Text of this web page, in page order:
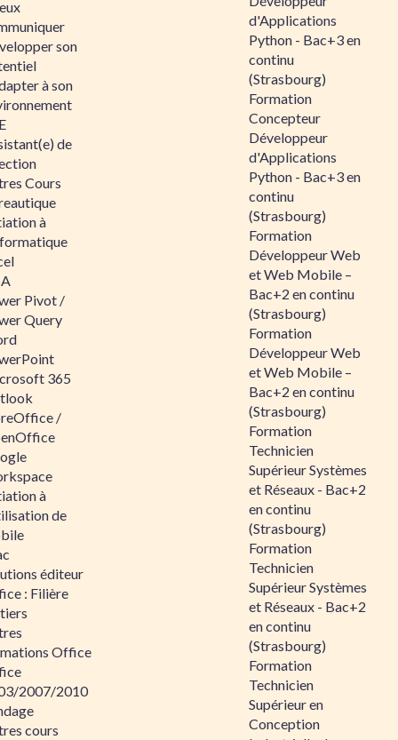
son
à son
de
Cours
à
Pivot /
Query
365
/
à
de
éditeur
: Filière
Office
2007/2010
cours
d'Applications
Python - Bac+3 en
continu
(Strasbourg)
Formation
Concepteur
Développeur
d'Applications
Python - Bac+3 en
continu
(Strasbourg)
Formation
Développeur Web
et Web Mobile –
Bac+2 en continu
(Strasbourg)
Formation
Développeur Web
et Web Mobile –
Bac+2 en continu
(Strasbourg)
Formation
Technicien
Supérieur Systèmes
et Réseaux - Bac+2
en continu
(Strasbourg)
Formation
Technicien
Supérieur Systèmes
et Réseaux - Bac+2
en continu
(Strasbourg)
Formation
Technicien
Supérieur en
Conception